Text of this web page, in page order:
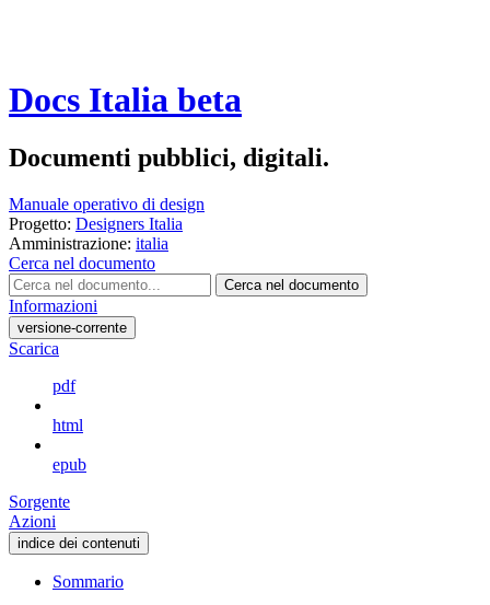
Docs Italia beta
Documenti pubblici, digitali.
Manuale operativo di design
Progetto: Designers Italia
Amministrazione: italia
Cerca nel documento
Cerca nel documento
Informazioni
versione-corrente
Scarica
pdf
html
epub
Sorgente
Azioni
indice dei contenuti
Sommario